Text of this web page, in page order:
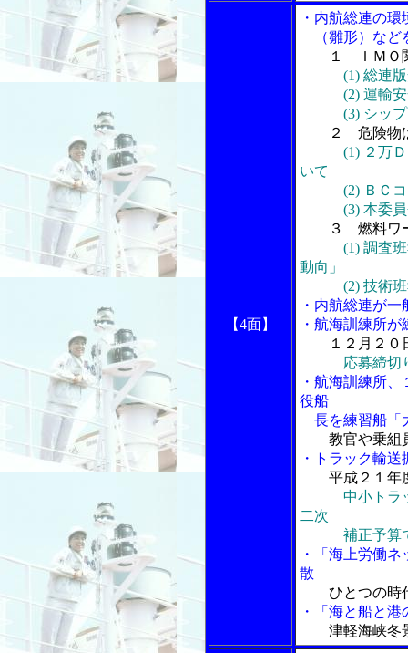
【4面】
・内航総連の
（雛形）など
１ ＩＭＯ
(1) 総連
(2) 運輸安全
(3) シップリ
２ 危険物
(1) ２万
いて
(2) ＢＣコー
(3) 本委員会
３ 燃料ワ
(1) 調査班
動向」
(2) 技術班
・内航総連が
・航海訓練所
１２月２０
応募締切
・航海訓練所
役船
長を練習船「
教官や乗組
・トラック輸
平成２１年
中小トラ
二次
補正予算で
・「海上労働
散
ひとつの時
・「海と船と
津軽海峡